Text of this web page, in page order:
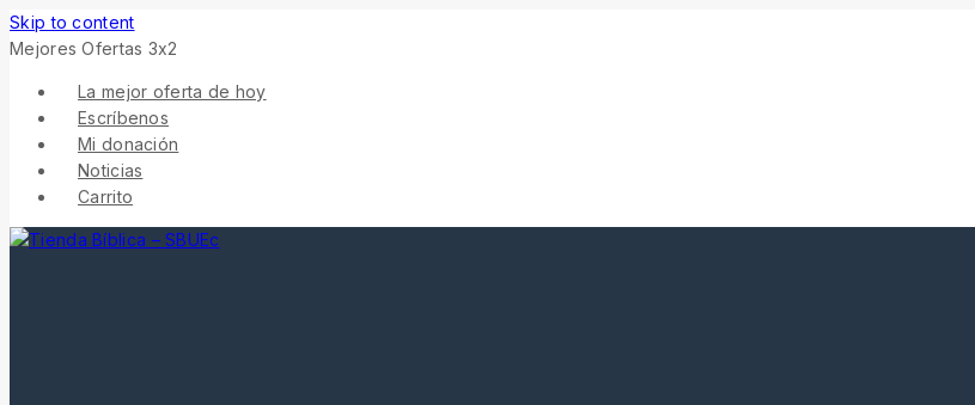
Skip to content
Mejores Ofertas 3x2
La mejor oferta de hoy
Escríbenos
Mi donación
Noticias
Carrito